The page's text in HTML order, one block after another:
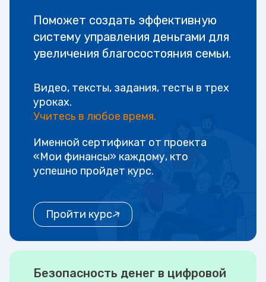
Поможет создать эффективную
систему управления деньгами для
увеличения благосостояния семьи.
Видео, тексты, задания, тесты в трех
уроках.
Учитесь в любое время.
Именной сертификат от проекта
«Мои финансы» каждому, кто
успешно пройдет курс.
Пройти курс
Безопасность денег в цифровой